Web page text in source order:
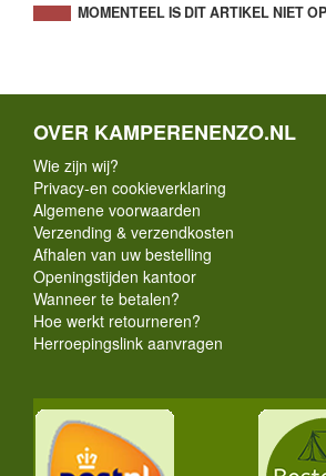
MOMENTEEL IS DIT ARTIKEL NIET
OVER KAMPERENENZO.NL
Wie zijn wij?
Privacy-en cookieverklaring
Algemene voorwaarden
Verzending & verzendkosten
Afhalen van uw bestelling
Openingstijden kantoor
Wanneer te betalen?
Hoe werkt retourneren?
Herroepingslink aanvragen